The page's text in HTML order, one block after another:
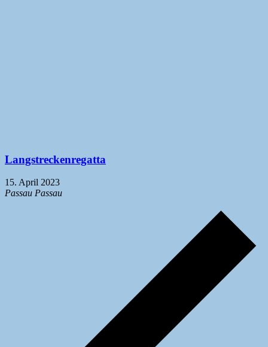
Langstreckenregatta
15. April 2023
Passau Passau